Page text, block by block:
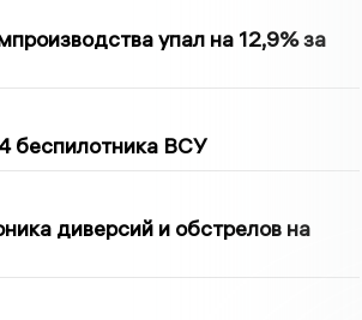
упал на 12,9% за
беспилотника ВСУ
диверсий и обстрелов на